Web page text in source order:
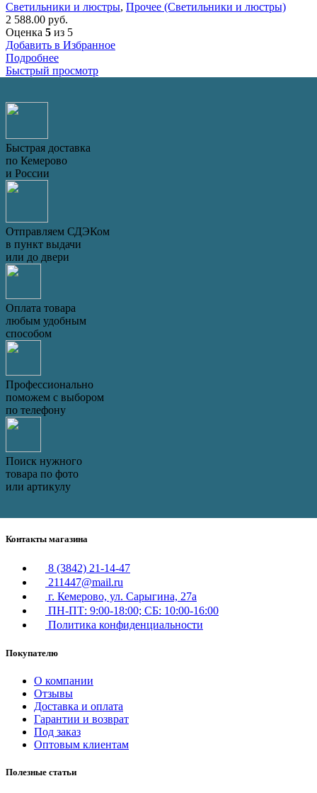
Светильники и люстры, Прочее (Светильники и люстры)
2 588.00 руб.
Оценка 5 из 5
Добавить в Избранное
Подробнее
Быстрый просмотр
Быстрая доставка
по Кемерово
и России
Отправляем СДЭКом
в пункт выдачи
или до двери
Оплата товара
любым удобным
способом
Профессионально
поможем с выбором
по телефону
Поиск нужного
товара по фото
или артикулу
Контакты магазина
8 (3842) 21-14-47
211447@mail.ru
г. Кемерово, ул. Сарыгина, 27а
ПН-ПТ: 9:00-18:00; СБ: 10:00-16:00
Политика конфиденциальности
Покупателю
О компании
Отзывы
Доставка и оплата
Гарантии и возврат
Под заказ
Оптовым клиентам
Полезные статьи